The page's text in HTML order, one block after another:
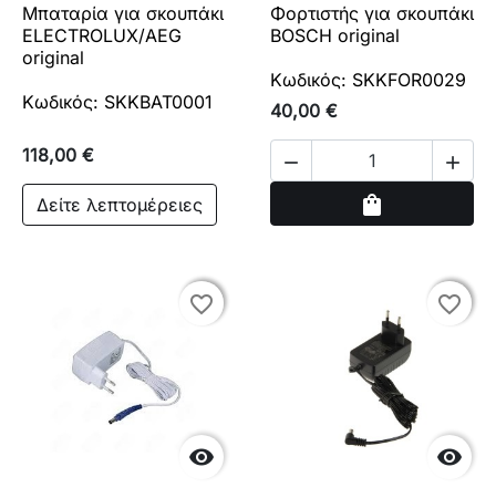
Μπαταρία για σκουπάκι
ELECTROLUX/AEG
original
Κωδικός: SKKBAT0001
118,00 €
Δείτε λεπτομέρειες
Φορτιστής για σκουπάκι
BOSCH original
Κωδικός: SKKFOR0029
40,00 €
 
shopping_bag

favorite_border
favorite_border

favorite_border
favorite_border